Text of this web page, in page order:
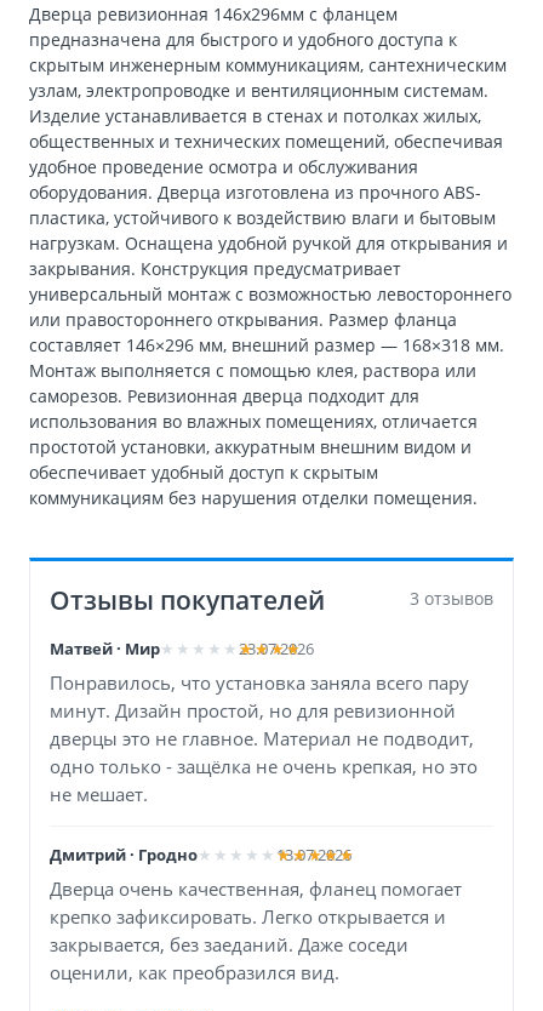
Дверца ревизионная 146х296мм с фланцем
предназначена для быстрого и удобного доступа к
скрытым инженерным коммуникациям, сантехническим
узлам, электропроводке и вентиляционным системам.
Изделие устанавливается в стенах и потолках жилых,
общественных и технических помещений, обеспечивая
удобное проведение осмотра и обслуживания
оборудования. Дверца изготовлена из прочного ABS-
пластика, устойчивого к воздействию влаги и бытовым
нагрузкам. Оснащена удобной ручкой для открывания и
закрывания. Конструкция предусматривает
универсальный монтаж с возможностью левостороннего
или правостороннего открывания. Размер фланца
составляет 146×296 мм, внешний размер — 168×318 мм.
Монтаж выполняется с помощью клея, раствора или
саморезов. Ревизионная дверца подходит для
использования во влажных помещениях, отличается
простотой установки, аккуратным внешним видом и
обеспечивает удобный доступ к скрытым
коммуникациям без нарушения отделки помещения.
Отзывы покупателей 3 отзывов
Матвей · Мир 23.07.2026
Понравилось, что установка заняла всего пару
минут. Дизайн простой, но для ревизионной
дверцы это не главное. Материал не подводит,
одно только - защёлка не очень крепкая, но это
не мешает.
Дмитрий · Гродно 13.07.2026
Дверца очень качественная, фланец помогает
крепко зафиксировать. Легко открывается и
закрывается, без заеданий. Даже соседи
оценили, как преобразился вид.